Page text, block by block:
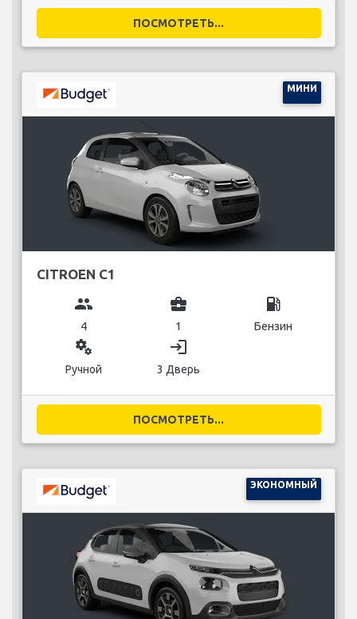
ПОСМОТРЕТЬ...
МИНИ
CITROEN C1
group
4
business_center
1
local_gas_station
Бензин
miscellaneous_services
Ручной
login
3 Дверь
ПОСМОТРЕТЬ...
ЭКОНОМНЫЙ